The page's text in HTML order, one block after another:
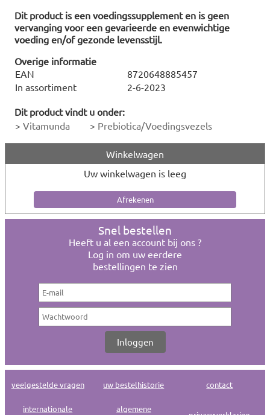
Dit product is een voedingssupplement en is geen
vervanging voor een gevarieerde en evenwichtige
voeding en/of gezonde levensstijl.
Overige informatie
EAN
8720648885457
In assortiment
2-6-2023
Dit product vindt u onder:
> Vitamunda > Prebiotica/Voedingsvezels
Winkelwagen
Uw winkelwagen is leeg
Snel bestellen
Heeft u al een account bij ons ?
Log in om uw eerdere
bestellingen te zien
veelgestelde vragen uw bestelhistorie contact
internationale algemene